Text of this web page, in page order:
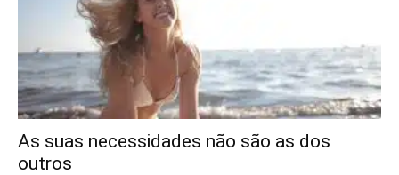
As suas necessidades não são as dos
outros